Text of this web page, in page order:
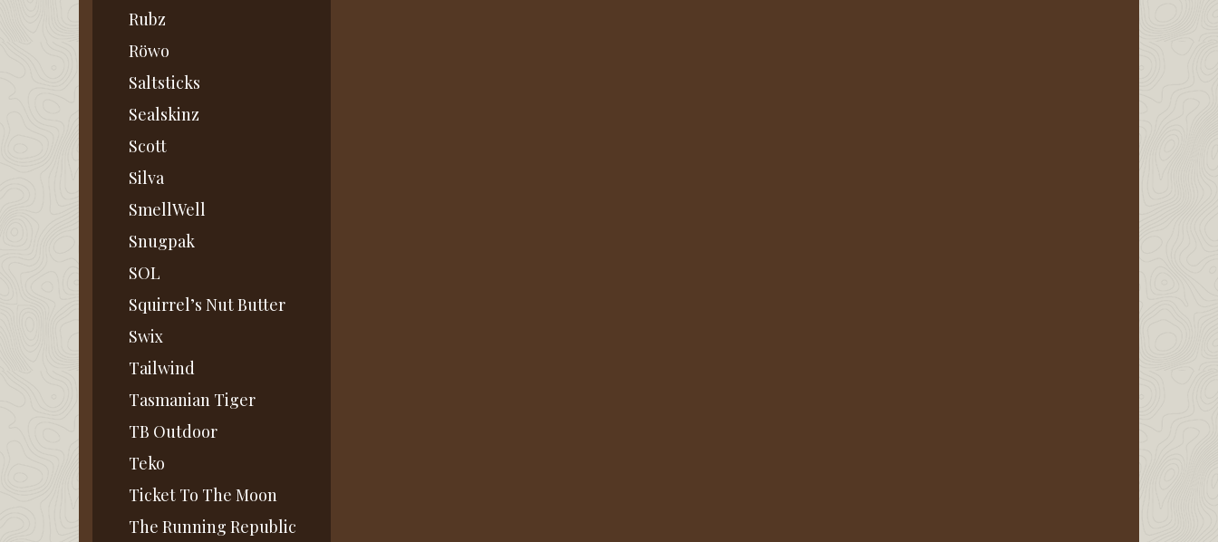
Rubz
Röwo
Saltsticks
Sealskinz
Scott
Silva
SmellWell
Snugpak
SOL
Squirrel’s Nut Butter
Swix
Tailwind
Tasmanian Tiger
TB Outdoor
Teko
Ticket To The Moon
The Running Republic